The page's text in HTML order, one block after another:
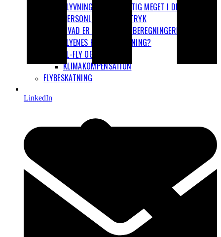
FLYVNING FYLDER RIGTIG MEGET I DET
PERSONLIGE KLIMAAFTRYK
HVAD ER OP OG NED I BEREGNINGERNE OM
FLYENES KLIMAPÅVIRKNING?
EL-FLY OG BRINT-FLY
KLIMAKOMPENSATION
FLYBESKATNING
LinkedIn